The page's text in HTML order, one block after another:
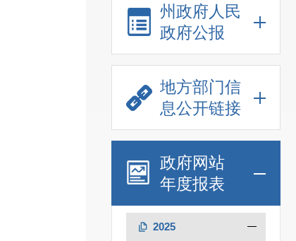
州政府人民
政府公报
地方部门信
息公开链接
政府网站
年度报表
2025